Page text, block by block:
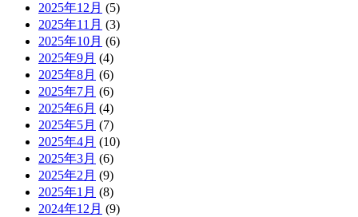
2025年12月 (5)
2025年11月 (3)
2025年10月 (6)
2025年9月 (4)
2025年8月 (6)
2025年7月 (6)
2025年6月 (4)
2025年5月 (7)
2025年4月 (10)
2025年3月 (6)
2025年2月 (9)
2025年1月 (8)
2024年12月 (9)